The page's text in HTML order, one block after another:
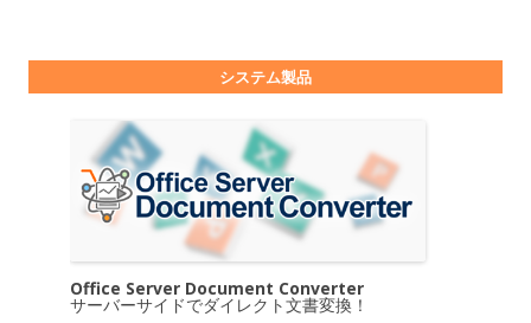
システム製品
Office Server Document Converter
サーバーサイドでダイレクト文書変換！